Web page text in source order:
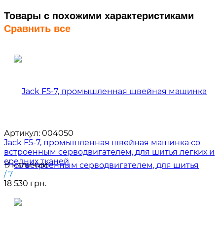
Товары с похожими характеристиками
Сравнить все
Артикул: 004050
Jack F5-7, промышленная швейная машинка со
встроенным серводвигателем, для шитья легких и
средних тканей
В наличии
/ 7
18 530 грн.